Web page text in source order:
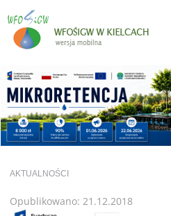
AKTUALNOŚCI
Opublikowano: 21.12.2018